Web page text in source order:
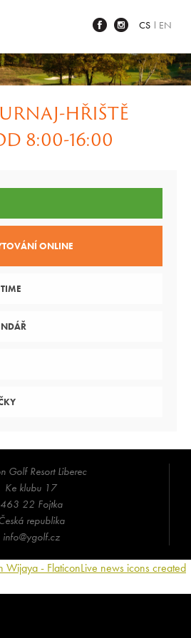
CS EN
HŘIŠTĚ
8:00-16:00
ONLINE
Golf Resort Liberec
Ke klubu 17
463 22 Fojtka
republika
info@ygolf.cz
Wijaya - FlaticonLive news icons created